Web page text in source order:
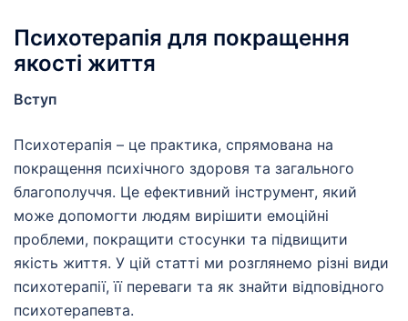
Психотерапія для покращення
якості життя
Вступ
Психотерапія – це практика, спрямована на
покращення психічного здоровя та загального
благополуччя. Це ефективний інструмент, який
може допомогти людям вирішити емоційні
проблеми, покращити стосунки та підвищити
якість життя. У цій статті ми розглянемо різні види
психотерапії, її переваги та як знайти відповідного
психотерапевта.